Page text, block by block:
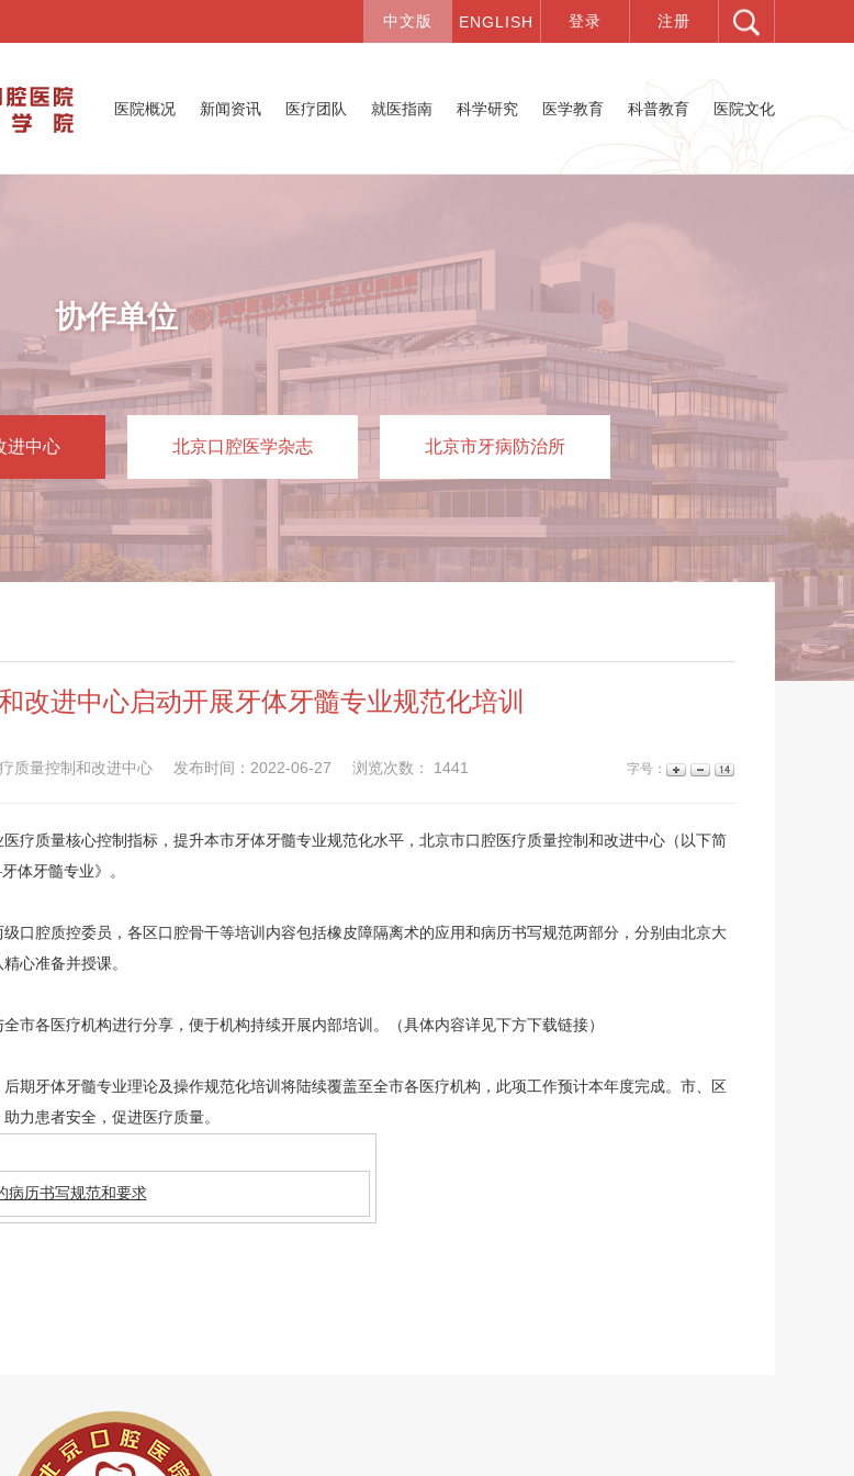
医院概况 新闻资讯 医疗团队 就医指南 科学研究 医学教育 科普教育 医院文化
协作单位
进中心 北京口腔医学杂志 北京市牙病防治所
改进中心启动开展牙体牙髓专业规范化培训
质量控制和改进中心 发布时间：2022-06-27 浏览次数： 1441 字号：
疗质量核心控制指标，提升本市牙体牙髓专业规范化水平，北京市口腔医疗质量控制和改进中心（以下简
体牙髓专业》。
口腔质控委员，各区口腔骨干等培训内容包括橡皮障隔离术的应用和病历书写规范两部分，分别由北京大
心准备并授课。
市各医疗机构进行分享，便于机构持续开展内部培训。（具体内容详见下方下载链接）
期牙体牙髓专业理论及操作规范化培训将陆续覆盖至全市各医疗机构，此项工作预计本年度完成。市、区
力患者安全，促进医疗质量。
病历书写规范和要求